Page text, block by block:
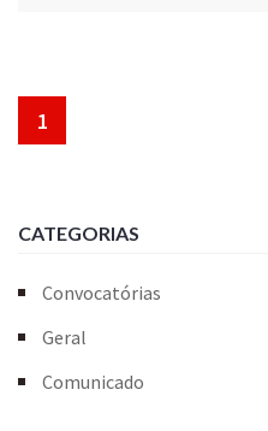
1
CATEGORIAS
Convocatórias
Geral
Comunicado